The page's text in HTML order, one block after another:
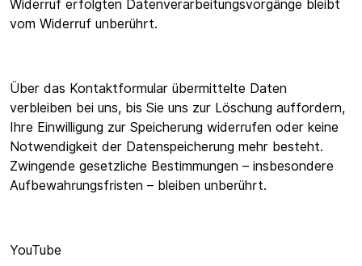
Widerruf erfolgten Datenverarbeitungsvorgänge bleibt
vom Widerruf unberührt.
Über das Kontaktformular übermittelte Daten
verbleiben bei uns, bis Sie uns zur Löschung auffordern,
Ihre Einwilligung zur Speicherung widerrufen oder keine
Notwendigkeit der Datenspeicherung mehr besteht.
Zwingende gesetzliche Bestimmungen – insbesondere
Aufbewahrungsfristen – bleiben unberührt.
YouTube